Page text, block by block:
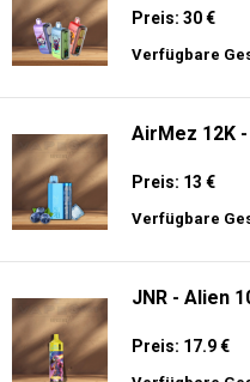
Preis: 30 €
Verfügbare
AirMez 12K
Preis: 13 €
Verfügbare
JNR - Alien
Preis: 17.9 €